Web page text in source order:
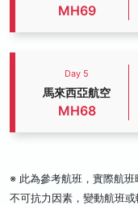
MH69
Day 5
馬來西亞航空
MH68
※ 此為參考航班，實際航
不可抗力因素，變動航班